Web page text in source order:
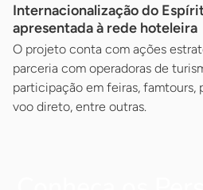
Internacionalização do
apresentada à rede hoteleira
O projeto conta com ações
parceria com operadoras de
participação em feiras, famtours,
voo direto, entre outras.